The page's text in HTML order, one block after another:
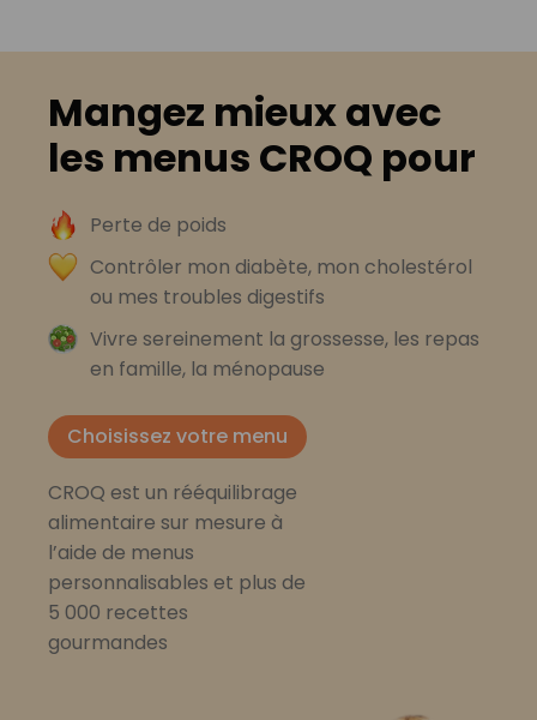
Mangez mieux avec
les menus CROQ pour
Perte de poids
Contrôler mon diabète, mon cholestérol
ou mes troubles digestifs
Vivre sereinement la grossesse, les repas
en famille, la ménopause
Choisissez votre menu
CROQ est un rééquilibrage
alimentaire sur mesure à
l’aide de menus
personnalisables et plus de
5 000 recettes
gourmandes